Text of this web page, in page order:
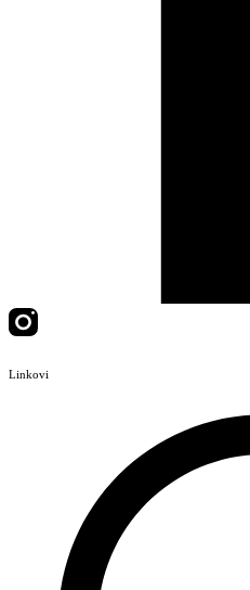
Linkovi